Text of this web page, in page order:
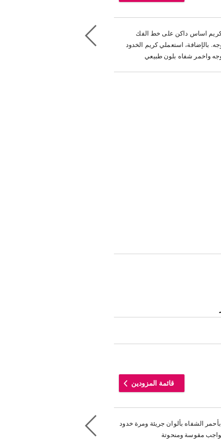
كريم اساس داكن على خط الفك
بالإضافة، استعملي كريم الخدود
واخمر شفاه بلون طبيعي
قائمة المزودين
الشفاه بألوان جريئة ومرة خدود
مقوسة ومنحوتة